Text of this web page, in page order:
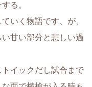
る。
いく物語です、が、
甘い部分と悲しい過
イックだし試合まで